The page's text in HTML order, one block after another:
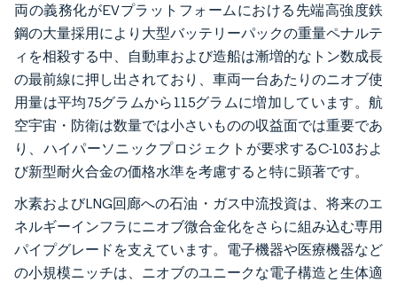
両の義務化がEVプラットフォームにおける先端高強度鉄
鋼の大量採用により大型バッテリーパックの重量ペナルテ
ィを相殺する中、自動車および造船は漸増的なトン数成長
の最前線に押し出されており、車両一台あたりのニオブ使
用量は平均75グラムから115グラムに増加しています。航
空宇宙・防衛は数量では小さいものの収益面では重要であ
り、ハイパーソニックプロジェクトが要求するC-103およ
び新型耐火合金の価格水準を考慮すると特に顕著です。
水素およびLNG回廊への石油・ガス中流投資は、将来のエ
ネルギーインフラにニオブ微合金化をさらに組み込む専用
パイプグレードを支えています。電子機器や医療機器など
の小規模ニッチは、ニオブのユニークな電子構造と生体適